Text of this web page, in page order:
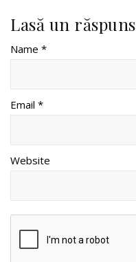
Lasă un răspuns
Name *
Email *
Website